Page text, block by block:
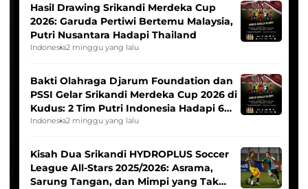
Hasil Drawing Srikandi Merdeka Cup
2026: Garuda Pertiwi Bertemu Malaysia,
Putri Nusantara Hadapi Thailand
Indonesia2 minggu yang lalu
Bakti Olahraga Djarum Foundation dan
PSSI Gelar Srikandi Merdeka Cup 2026 di
Kudus: 2 Tim Putri Indonesia Hadapi 6
Tim Asia
Indonesia2 minggu yang lalu
Kisah Dua Srikandi HYDROPLUS Soccer
League All-Stars 2025/2026: Asrama,
Sarung Tangan, dan Mimpi yang Tak